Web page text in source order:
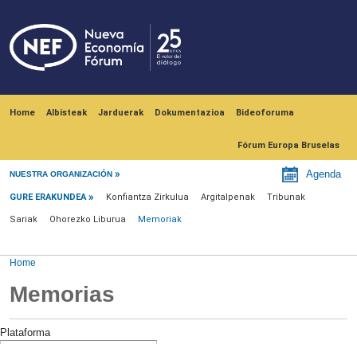
Home Albisteak Jarduerak Dokumentazioa Bideoforuma
Fórum Europa Bruselas
NUESTRA ORGANIZACIÓN Agenda
Gure erakundea
GURE ERAKUNDEA Konfiantza Zirkulua Argitalpenak Tribunak
Sariak Ohorezko Liburua Memoriak
Home
Memorias
Plataforma